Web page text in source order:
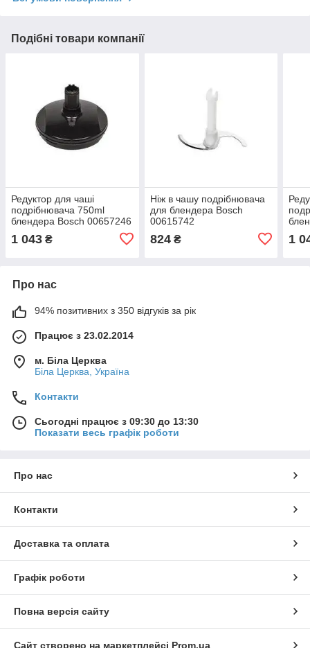
Подібні товари компанії
Редуктор для чаші
подрібнювача 750ml
блендера Bosch 00657246
1 043 ₴
Ніж в чашу подрібнювача
для блендера Bosch
00615742
824₴ 1
Про нас
94% позитивних з 350 відгуків за рік
Працює з 23.02.2014
м. Біла Церква
Біла Церква, Україна
Контакти
Сьогодні працює з 09:30 до 13:30
Показати весь графік роботи
Про нас
Контакти
Доставка та оплата
Графік роботи
Повна версія сайту
Сайт створено на маркетплейсі Prom.ua